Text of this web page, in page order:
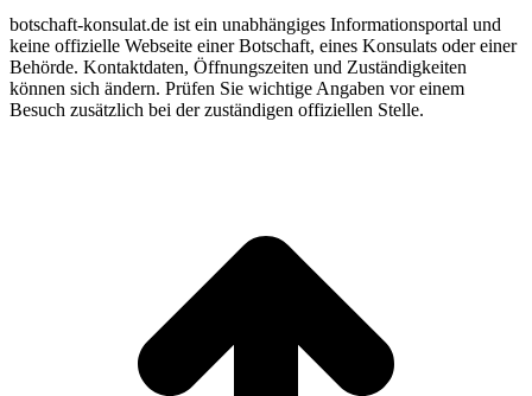
botschaft-konsulat.de ist ein unabhängiges Informationsportal und
keine offizielle Webseite einer Botschaft, eines Konsulats oder einer
Behörde. Kontaktdaten, Öffnungszeiten und Zuständigkeiten
können sich ändern. Prüfen Sie wichtige Angaben vor einem
Besuch zusätzlich bei der zuständigen offiziellen Stelle.